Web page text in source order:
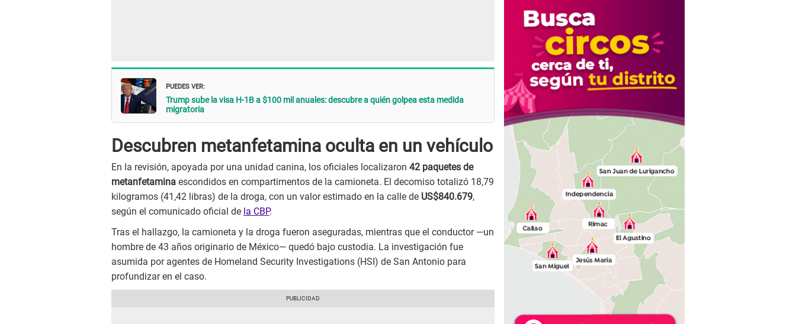
PUEDES VER:
Trump sube la visa H-1B a $100 mil anuales: descubre a quién golpea esta medida
migratoria
Descubren metanfetamina oculta en un vehículo
En la revisión, apoyada por una unidad canina, los oficiales localizaron 42 paquetes de
metanfetamina escondidos en compartimentos de la camioneta. El decomiso totalizó 18,79
kilogramos (41,42 libras) de la droga, con un valor estimado en la calle de US$840.679,
según el comunicado oficial de la CBP.
Tras el hallazgo, la camioneta y la droga fueron aseguradas, mientras que el conductor —un
hombre de 43 años originario de México— quedó bajo custodia. La investigación fue
asumida por agentes de Homeland Security Investigations (HSI) de San Antonio para
profundizar en el caso.